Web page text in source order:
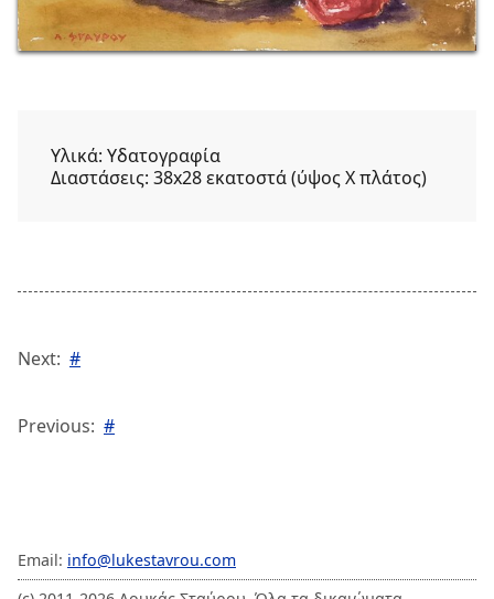
Υλικά: Υδατογραφία
Διαστάσεις: 38x28 εκατοστά (ύψος Χ πλάτος)
Next: #
Previous: #
Email: info@lukestavrou.com